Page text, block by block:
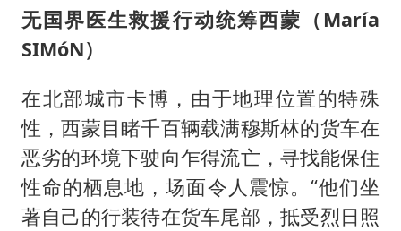
无国界医生救援行动统筹西蒙（María
SIMóN）
在北部城市卡博，由于地理位置的特殊
性，西蒙目睹千百辆载满穆斯林的货车在
恶劣的环境下驶向乍得流亡，寻找能保住
性命的栖息地，场面令人震惊。“他们坐
著自己的行装待在货车尾部，抵受烈日照